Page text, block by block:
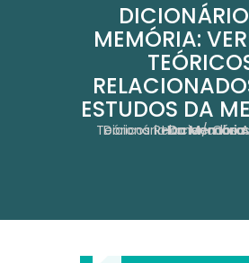
MEMÓRIA:
ESTUDOS DA
Home Obras
Dicionário Da Memória: Verbetes Teóricos Relacionados Aos Estudos Da Memória